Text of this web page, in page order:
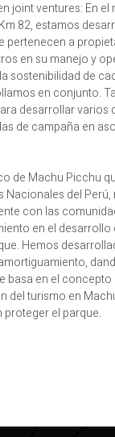
joint ventures: En el
82, estamos
pertenecen a
en su manejo y
sostenibilidad de
en conjunto.
desarrollar varios
de campaña en
de Machu Picchu
Nacionales del Perú,
con las
en el desarrollo
Hemos
basa en el concepto
del turismo en
proteger el parque.